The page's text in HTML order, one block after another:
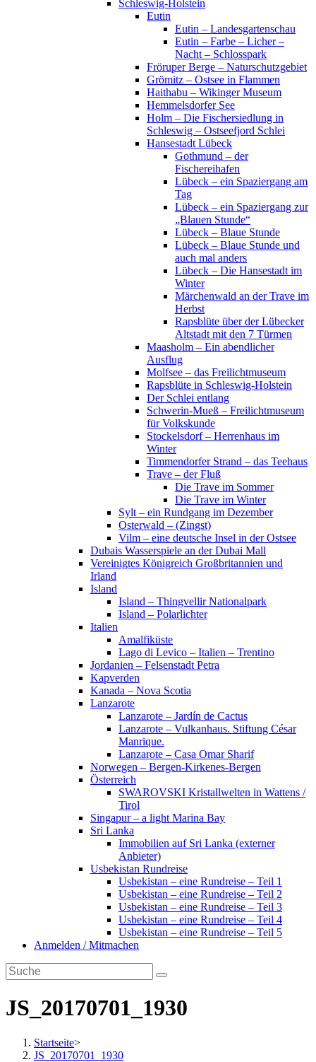
Schleswig-Holstein
Eutin
Eutin – Landesgartenschau
Eutin – Farbe – Licher –
Nacht – Schlosspark
Fröruper Berge – Naturschutzgebiet
Grömitz – Ostsee in Flammen
Haithabu – Wikinger Museum
Hemmelsdorfer See
Holm – Die Fischersiedlung in
Schleswig – Ostseefjord Schlei
Hansestadt Lübeck
Gothmund – der
Fischereihafen
Lübeck – ein Spaziergang am
Tag
Lübeck – ein Spaziergang zur
„Blauen Stunde“
Lübeck – Blaue Stunde
Lübeck – Blaue Stunde und
auch mal anders
Lübeck – Die Hansestadt im
Winter
Märchenwald an der Trave im
Herbst
Rapsblüte über der Lübecker
Altstadt mit den 7 Türmen
Maasholm – Ein abendlicher
Ausflug
Molfsee – das Freilichtmuseum
Rapsblüte in Schleswig-Holstein
Der Schlei entlang
Schwerin-Mueß – Freilichtmuseum
für Volkskunde
Stockelsdorf – Herrenhaus im
Winter
Timmendorfer Strand – das Teehaus
Trave – der Fluß
Die Trave im Sommer
Die Trave im Winter
Sylt – ein Rundgang im Dezember
Osterwald – (Zingst)
Vilm – eine deutsche Insel in der Ostsee
Dubais Wasserspiele an der Dubai Mall
Vereinigtes Königreich Großbritannien und
Irland
Island
Island – Thingvellir Nationalpark
Island – Polarlichter
Italien
Amalfiküste
Lago di Levico – Italien – Trentino
Jordanien – Felsenstadt Petra
Kapverden
Kanada – Nova Scotia
Lanzarote
Lanzarote – Jardín de Cactus
Lanzarote – Vulkanhaus. Stiftung César
Manrique.
Lanzarote – Casa Omar Sharif
Norwegen – Bergen-Kirkenes-Bergen
Österreich
SWAROVSKI Kristallwelten in Wattens /
Tirol
Singapur – a light Marina Bay
Sri Lanka
Immobilien auf Sri Lanka (externer
Anbieter)
Usbekistan Rundreise
Usbekistan – eine Rundreise – Teil 1
Usbekistan – eine Rundreise – Teil 2
Usbekistan – eine Rundreise – Teil 3
Usbekistan – eine Rundreise – Teil 4
Usbekistan – eine Rundreise – Teil 5
Anmelden / Mitmachen
JS_20170701_1930
Startseite>
JS_20170701_1930